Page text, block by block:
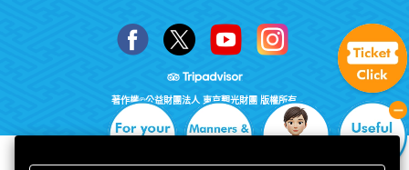
著作權©公益財團法人 東京觀光財團 版權所有